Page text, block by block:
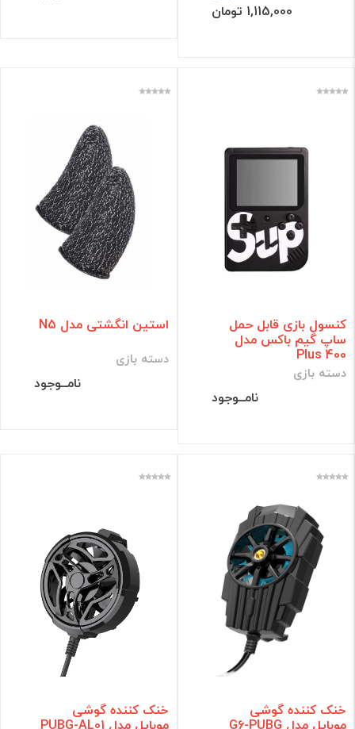
1,115,000 تومان
کنسول بازی قابل حمل
ساپ گیم باکس مدل
Plus 400
دسته بازی
نامــوجود
استین انگشتی مدل N5
دسته بازی
نامــوجود
خنک کننده گوشی خنک کننده گوشی